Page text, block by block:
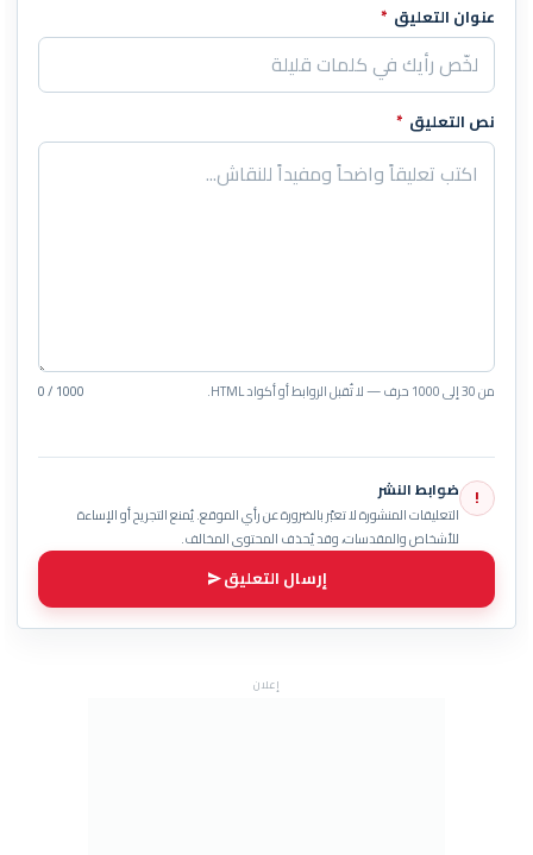
عنوان التعليق *
نص التعليق *
من 30 إلى 1000 حرف — لا تُقبل الروابط أو أكواد HTML. 0 / 1000
! ضوابط النشر
التعليقات المنشورة لا تعبّر بالضرورة عن رأي الموقع. يُمنع التجريح أو الإساءة
للأشخاص والمقدسات، وقد يُحذف المحتوى المخالف.
إرسال التعليق
إعلان